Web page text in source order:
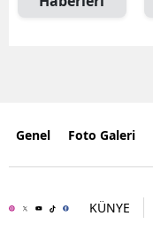
Genel Foto Galeri
KÜNYE